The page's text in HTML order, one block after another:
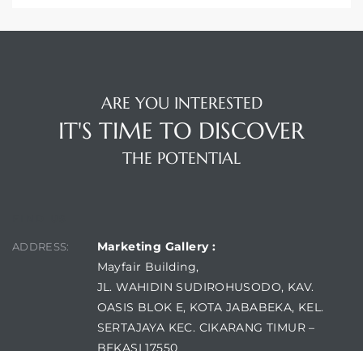
ARE YOU INTERESTED
IT'S TIME TO DISCOVER
THE POTENTIAL
ADDRESS:
Marketing Gallery :
Mayfair Building,
JL. WAHIDIN SUDIROHUSODO, KAV.
OASIS BLOK E, KOTA JABABEKA, KEL.
SERTAJAYA KEC. CIKARANG TIMUR –